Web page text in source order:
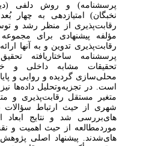
پرسشنامه) و روش دلفی
مؤلفه پیشنهادی برای
رقابت‌پذیری تدوین و به آنها
پرسشنامه‌ ساختاریافته
تحقیقات مشابه داخلی و
محلی‌سازی گردیده و روایی و
است. در تجزیه‌وتحلیل داده‌ها نیز
متغیر مستقل رقابت‌پذیری و
شهری از حیث ارتباط سؤالات
بررسی شد و نتایج ابعادهای
موردمطالعه از حیث اهمیت و
شدند. پیشنهاد اصلی پژوهشهای